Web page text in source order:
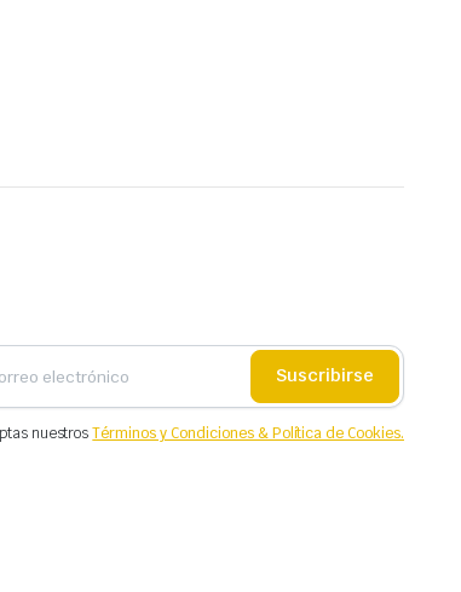
Suscribirse
nuestrosTérminos y Condiciones & Política de Cookies.